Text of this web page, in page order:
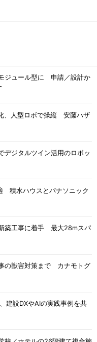
ジュール型に 申請／設計か
、人型ロボで操縦 安藤ハザ
デジタルツイン活用のロボッ
積水ハウスとパナソニック
築工事に着手 最大28mスパ
の獣害対策まで カナモトグ
建設DXやAIの実践事例を共